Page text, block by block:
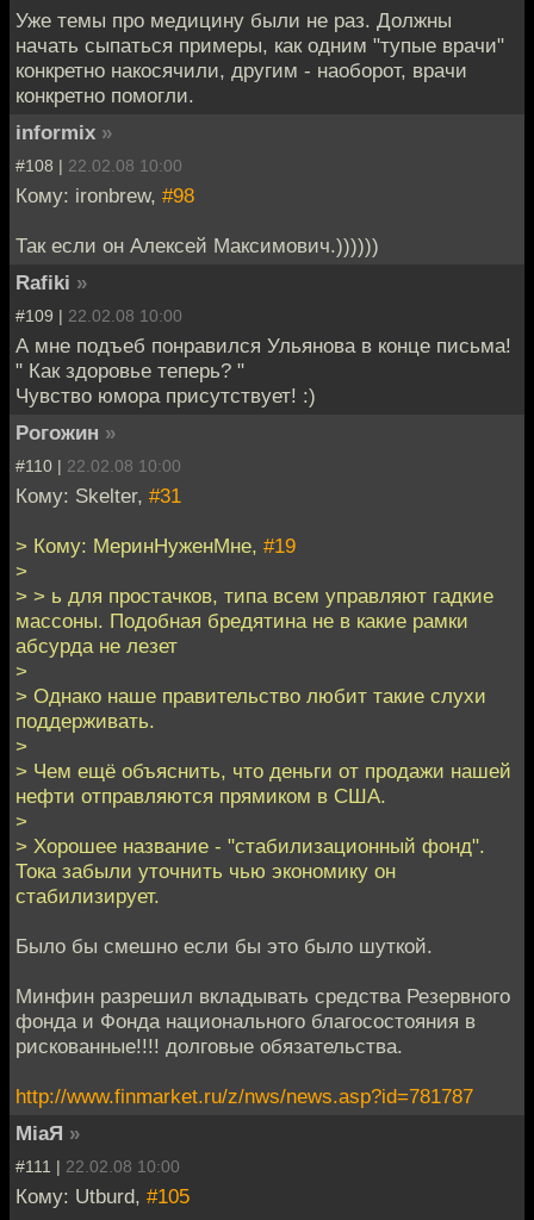
Уже темы про медицину были не раз. Должны
начать сыпаться примеры, как одним "тупые врачи"
конкретно накосячили, другим - наоборот, врачи
конкретно помогли.
informix »
#108 | 22.02.08 10:00
Кому: ironbrew, #98
Так если он Алексей Максимович.))))))
Rafiki »
#109 | 22.02.08 10:00
А мне подъеб понравился Ульянова в конце письма!
" Как здоровье теперь? "
Чувство юмора присутствует! :)
Рогожин »
#110 | 22.02.08 10:00
Кому: Skelter, #31
> Кому: МеринНуженМне, #19
>
> > ь для простачков, типа всем управляют гадкие
массоны. Подобная бредятина не в какие рамки
абсурда не лезет
>
> Однако наше правительство любит такие слухи
поддерживать.
>
> Чем ещё объяснить, что деньги от продажи нашей
нефти отправляются прямиком в США.
>
> Хорошее название - "стабилизационный фонд".
Тока забыли уточнить чью экономику он
стабилизирует.
Было бы смешно если бы это было шуткой.
Минфин разрешил вкладывать средства Резервного
фонда и Фонда национального благосостояния в
рискованные!!!! долговые обязательства.
http://www.finmarket.ru/z/nws/news.asp?id=781787
MiaЯ »
#111 | 22.02.08 10:00
Кому: Utburd, #105